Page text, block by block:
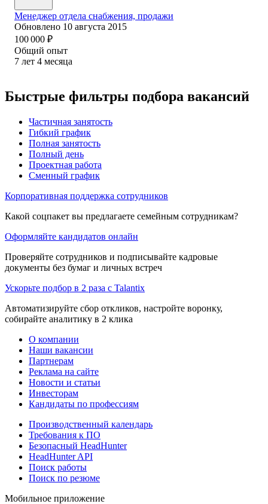
Менеджер отдела снабжения, продажи
Обновлено 10 августа 2015
100 000 ₽
Общий опыт
7 лет 4 месяца
Быстрые фильтры подбора вакансий
Частичная занятость
Гибкий график
Полная занятость
Полный день
Проектная работа
Сменный график
Корпоративная поддержка сотрудников
Какой соцпакет вы предлагаете семейным сотрудникам?
Оформляйте кандидатов онлайн
Проверяйте сотрудников и подписывайте кадровые
документы без бумаг и личных встреч
Ускорьте подбор в 2 раза с Talantix
Автоматизируйте сбор откликов, настройте воронку,
собирайте аналитику в 2 клика
О компании
Наши вакансии
Партнерам
Реклама на сайте
Новости и статьи
Инвесторам
Кандидаты по профессиям
Производственный календарь
Требования к ПО
Безопасный HeadHunter
HeadHunter API
Поиск работы
Поиск по резюме
Мобильное приложение